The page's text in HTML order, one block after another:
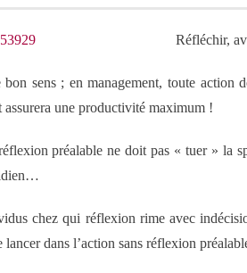
Réfléchir,
bon sens ; en management, toute action
assurera une productivité maximum !
préalable ne doit pas « tuer » la
chez qui réflexion rime avec
lancer dans l’action sans réflexion